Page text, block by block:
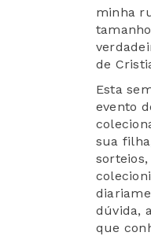
minha
de
Esta
evento
sua
dúvida,
que